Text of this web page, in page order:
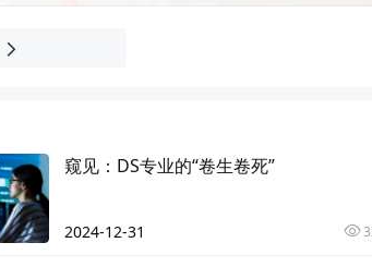
窥见：DS专业的“卷生卷死”
2024-12-31